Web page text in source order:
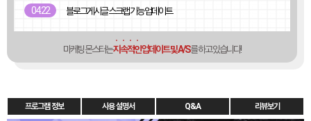
04. 22 블로그게시글 스크랩 기능 업데이트
마케팅 몬스터는지속적인업데이트 및 A/S를 하고 있습니다!
프로그램 정보 사용 설명서 Q&A 리뷰보기